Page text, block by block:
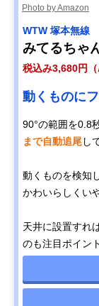
Photo by Amazon
WTW 塚本無線
みてるちゃ
税込み3,680円（
動くものに
90°の範囲を0.8
まで自動追尾し
動くものを検知
かわいらしくい
天井に設置すれ
のも注目ポイン